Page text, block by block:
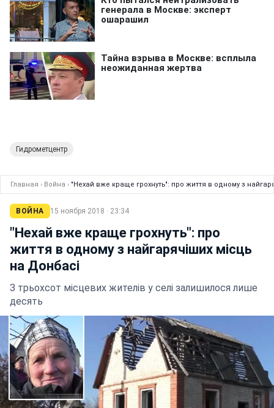
Гидрометцентр
Главная › Война › "Нехай вже краще грохнуть": про життя в одному з
ВОЙНА 15 ноября 2018 · 23:34
"Нехай вже краще грохнуть": про
життя в одному з найгарячіших місць
на Донбасі
З трьохсот місцевих жителів у селі залишилося лише
десять